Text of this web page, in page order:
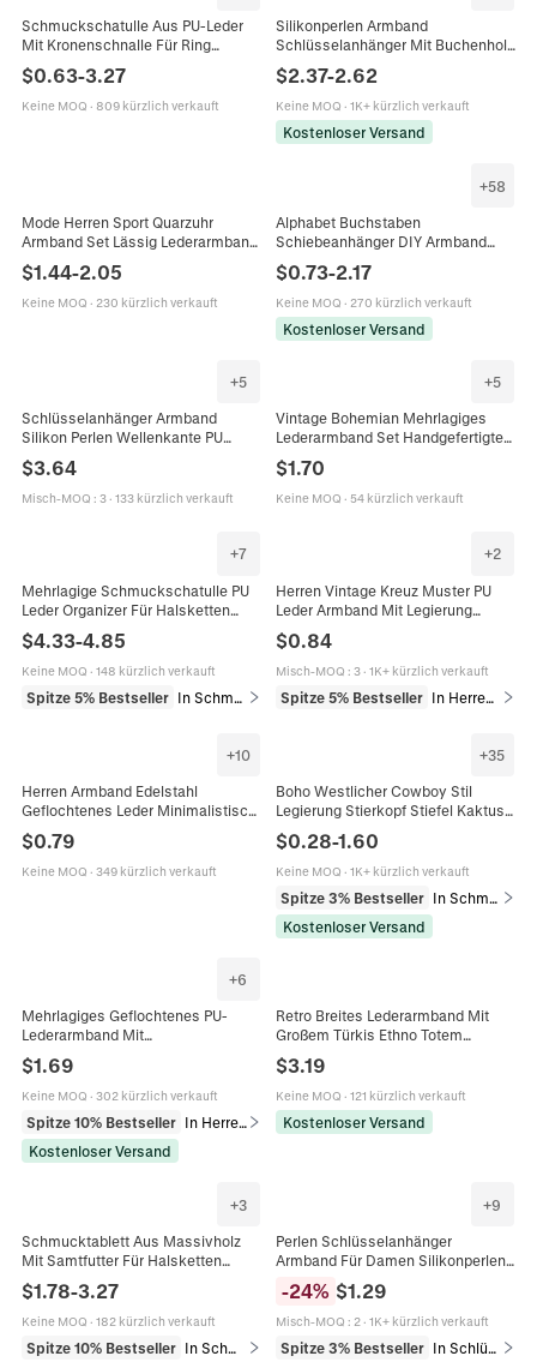
Schmuckschatulle Aus PU-Leder
Mit Kronenschnalle Für Ring
Halskette Armband Elegante
Aufbewahrungsbox Geschenk
$0.63-3.27
Keine MOQ · 809 kürzlich verkauft
Silikonperlen Armband
Schlüsselanhänger Mit Buchenholz
Und Lederquaste Marmordruck Für
Damen
$2.37-2.62
Keine MOQ · 1K+ kürzlich verkauft
Kostenloser Versand
Mode Herren Sport Quarzuhr
Armband Set Lässig Lederarmband
Geschenk Für Männer Business
Alltag
$1.44-2.05
Keine MOQ · 230 kürzlich verkauft
+58
Alphabet Buchstaben
Schiebeanhänger DIY Armband
Aufgeblähte Großbuchstaben
Modeschmuck Damen
$0.73-2.17
Keine MOQ · 270 kürzlich verkauft
Kostenloser Versand
+5
Schlüsselanhänger Armband
Silikon Perlen Wellenkante PU
Leder Kartenhalter Herz Plüsch
Kunstfell Anhänger Accessoire
$3.64
Misch-MOQ : 3· 133 kürzlich verkauft
+5
Vintage Bohemian Mehrlagiges
Lederarmband Set Handgefertigte
Holzperlen Türkis Anhänger
Geflochtener Ethno Schmuck Für
Damen Herren
$1.70
Keine MOQ · 54 kürzlich verkauft
+7
Mehrlagige Schmuckschatulle PU
Leder Organizer Für Halsketten
Samtfutter Abschließbarer Koffer
$4.33-4.85
Keine MOQ · 148 kürzlich verkauft
Spitze 5% Bestseller
+2
Herren Vintage Kreuz Muster PU
Leder Armband Mit Legierung
Stil Armband Schmuck
$0.84
Misch-MOQ : 3· 1K+ kürzlich verkauft
Spitze 5% Bestseller
+10
Herren Armband Edelstahl
Geflochtenes Leder Minimalistisch
ID Platte Poliert Modisch Trendy
Punk Schmuck Accessoire
$0.79
Keine MOQ · 349 kürzlich verkauft
+35
Boho Westlicher Cowboy Stil
Legierung Stierkopf Stiefel Kaktus
Anhänger Schmuck Halskette
Armband Ohrringe Für Damen
Vintage Leder Schmuck
$0.28-1.60
Keine MOQ · 1K+ kürzlich verkauft
Spitze 3% Bestseller
In Schmucksets
Kostenloser Versand
+6
Mehrlagiges Geflochtenes PU-
Lederarmband Mit
Edelstahlelementen Und Legierung-
Magnetverschluss Modeschmuck
Für Männer
$1.69
Keine MOQ · 302 kürzlich verkauft
Spitze 10% Bestseller
In Herrenarmbänder
Kostenloser Versand
Retro Breites Lederarmband Mit
Großem Türkis Ethno Totem
Geprägt Bohemian Stil Verstellbare
Schnalle Manschette
$3.19
Keine MOQ · 121 kürzlich verkauft
Kostenloser Versand
+3
Schmucktablett Aus Massivholz
Mit Samtfutter Für Halsketten
Professioneller Vitrinen-Organizer
$1.78-3.27
Keine MOQ · 182 kürzlich verkauft
Spitze 10% Bestseller In Schmuckverpackung & Präsentation
+9
Perlen Schlüsselanhänger
Armband Für Damen Silikonperlen
Elastischer Schlüsselring
-24% $1.29
Misch-MOQ : 2· 1K+ kürzlich verkauft
Spitze 3% Bestseller